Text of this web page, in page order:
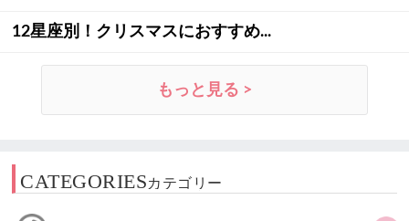
12星座別！クリスマスにおすすめ...
もっと見る >
CATEGORIESカテゴリー